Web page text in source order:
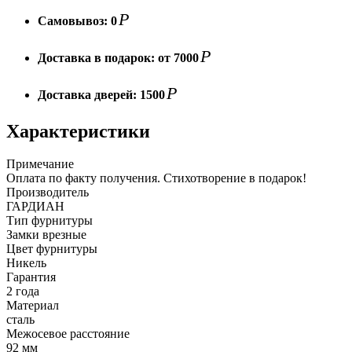
Самовывоз: 0Р
Доставка в подарок: от 7000Р
Доставка дверей: 1500Р
Характеристики
Примечание
Оплата по факту получения. Стихотворение в подарок!
Производитель
ГАРДИАН
Тип фурнитуры
Замки врезные
Цвет фурнитуры
Никель
Гарантия
2 года
Материал
сталь
Межосевое расстояние
92 мм